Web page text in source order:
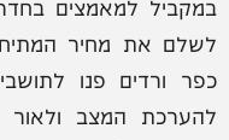
לשלם את מחיר
כפר ורדים פנו
להערכת המצב